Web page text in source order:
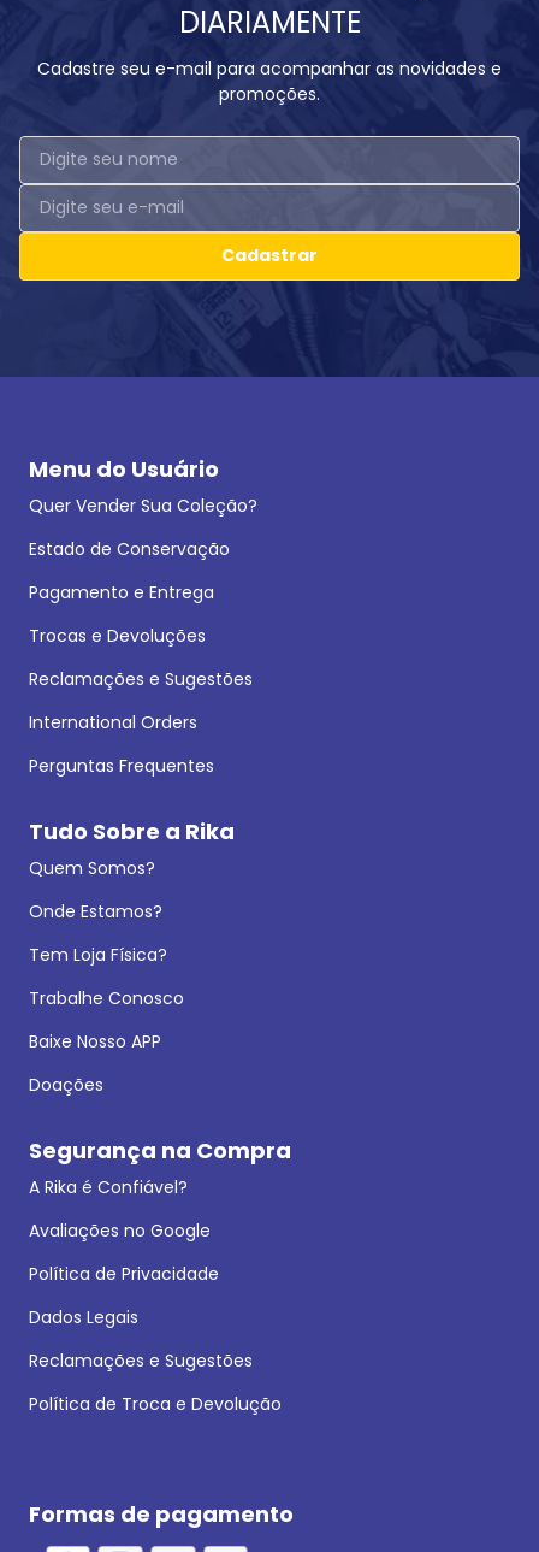
DIARIAMENTE
Cadastre seu e-mail para acompanhar as novidades e
promoções.
Cadastrar
Menu do Usuário
Quer Vender Sua Coleção?
Estado de Conservação
Pagamento e Entrega
Trocas e Devoluções
Reclamações e Sugestões
International Orders
Perguntas Frequentes
Tudo Sobre a Rika
Quem Somos?
Onde Estamos?
Tem Loja Física?
Trabalhe Conosco
Baixe Nosso APP
Doações
Segurança na Compra
A Rika é Confiável?
Avaliações no Google
Política de Privacidade
Dados Legais
Reclamações e Sugestões
Política de Troca e Devolução
Formas de pagamento